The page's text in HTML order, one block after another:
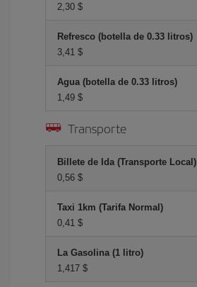
2,30 $
Refresco (botella de 0.33 litros)
3,41 $
Agua (botella de 0.33 litros)
1,49 $
Transporte
Billete de Ida (Transporte Local)
0,56 $
Taxi 1km (Tarifa Normal)
0,41 $
La Gasolina (1 litro)
1,417 $